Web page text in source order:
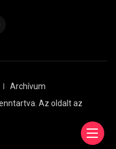
Archívum
Az oldalt az